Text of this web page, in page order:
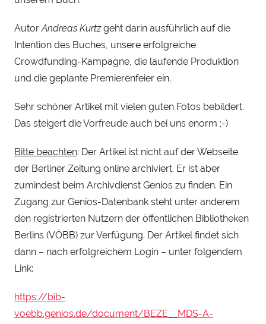
S
t
e
h
a
Autor Andreas Kurtzgeht darin ausführlich auf die
Intention des Buches, unsere erfolgreiche
Crowdfunding-Kampagne, die laufende Produktion
und die geplante Premierenfeier ein.
Sehr schöner Artikel mit vielen guten Fotos bebildert.
Das steigert die Vorfreude auch bei uns enorm ;-)
Bitte beachten: Der Artikel ist nicht auf der Webseite
der Berliner Zeitung online archiviert. Er ist aber
zumindest beim Archivdienst Genios zu finden. Ein
Zugang zur Genios-Datenbank steht unter anderem
den registrierten Nutzern der öffentlichen Bibliotheken
Berlins (VÖBB) zur Verfügung. Der Artikel findet sich
dann – nach erfolgreichem Login – unter folgendem
Link:
https://bib-
voebb.genios.de/document/BEZE__MDS-A-